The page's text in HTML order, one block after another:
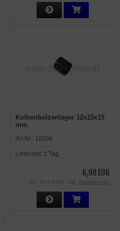
Kolbenbolzenlager 12x15x15
mm
Art.Nr.: 10506
Lieferzeit: 1 Tag
6,98 EUR
inkl. 20 % MwSt. zzgl. Versandkosten